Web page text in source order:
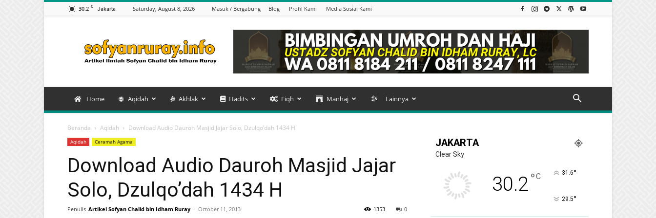
30.2 C Jakarta Saturday, August 8, 2026 Masuk / Bergabung Blog Profil Kami Media Sosial Kami
Sofyan
Chalid
bin
Ruray
Home Aqidah Akhlak Hadits Fiqh Manhaj Lainnya
Beranda Aqidah Download Audio Dauroh Masjid Jajar Solo, Dzulqo’dah 1434 H
Aqidah Ceramah Agama
Download Audio Dauroh Masjid Jajar
Solo, Dzulqo’dah 1434 H
Penulis Artikel Sofyan Chalid bin Idham Ruray - October 11, 2013 0
1353
JAKARTA
Clear Sky
30.2°C 31.6°
29.5°